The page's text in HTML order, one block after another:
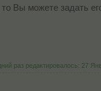
Вы можете задать
раз редактировалось: 27